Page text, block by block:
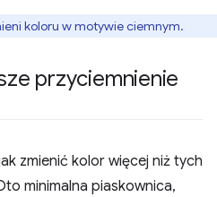
koloru w motywie ciemnym.
przyciemnienie
zmienić kolor więcej niż tych
minimalna piaskownica,